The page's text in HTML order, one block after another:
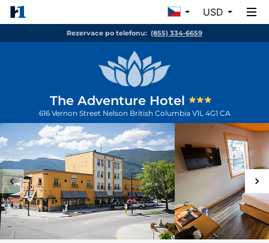
USD
Rezervace po telefonu: (855) 334-6659
The Adventure Hotel
616 Vernon Street Nelson British Columbia V1L 4G1 CA